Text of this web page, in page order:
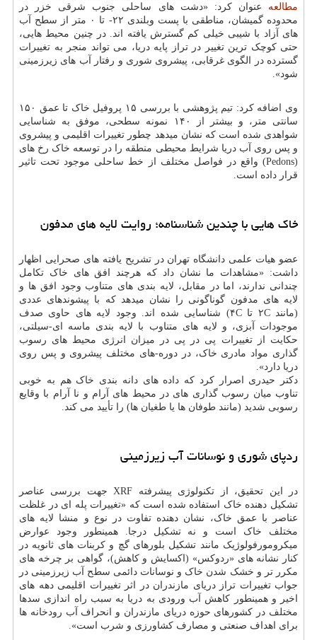
مطالعه عنوان کرد: «دشت های ساحلی جنوب شرقی خزر در
محدوده گمیشان، مناطقی با پست وبلندی ۲۲- تا ۰ متر از سطح آب
های آزاد با شیبی خیلی کم گسترش یافته اند. در چنین محیط هایی،
حتی کوچک ترین تغییر در تراز پایه دریا، می تواند منجر به تغییرات
گسترده در الگوی غرقابی، پیشروی شوری و رفتار آب های زیرزمینی
شود».
وی اضافه کرد: تیم پژوهشی با بررسی ۱۵ پروفیل خاک تا عمق ۱۵۰
سانتی متر، و بیشتر از ۱۴۰ نمونه سطحی، موفق به شناسایی
شواهدی شده است که نشان میدهد چطور تغییرات اقلیمی و پیشروی
و پس روی آب دریا شرایط محیطی منطقه را در توسعه خاک رخ های
(Pedons) واقع در فواصل مختلف از خط ساحلی موجود تحت تاثیر
قرار داده است.
خاک هایی با چندین شناسنامه؛ روایت لایه های مدفون
عضو هیات علمی دانشگاه تهران در تشریح یافته های صحرایی اظهار
داشت: «مشاهدات ما نشان داد که هرچند افق های خاک تکامل
چندانی ندارند، اما در مقابل، لایه بندی های متناوب وجود افق ها و
لایه های مدفون گوناگونی را نشان میدهد که با پیشوندهای عددی
(مانند ۲C تا ۴C) شناسایی شده اند. وجود لایه های حاوی صدف
موجودات آبزی، و لایه های متناوب با لایه بندی ماسه ای-سیلتی،
حکایت از تغییرات پی در پی در میزان انرژی محیط های رسوب
گذاری مواد مادری خاک، در دوره-های مختلف پیشروی و پس روی
دریا دارد».
دکتر حیدری اصرار کرد که داده های دانه بندی خاک هم به خوبی
تناوب میان رسوب گذاری های در محیط های آرام و نا آرام با وقایع
رسوبی شدید (مانند طوفان ها یا طغیان ها) را تأیید می کند.
ردپای شوری و نوسانات آب زیرزمینی
در این تحقیق، از تکنولوژی پیشرفته XRF جهت بررسی عناصر
تشکیل دهنده خاک استفاده شده است که «تغییرات پله ای در غلظت
عناصر با عمق خاک، نشان دهنده تفاوت در نوع و منشا لایه های
مختلف خاک است و نه تشکیل درجا. همینطور وجود عوارض
میکرومورفولوژیک مانند تشکیل بلورهای گچ و کربنات های ثانویه در
کنار نشانه های «ردوکس» (اکسایش و کاهش)، گواهی بر چرخه های
مکرر تر و خشک شدن خاک و نوسانات دائمی سطح آب زیرزمینی در
جواب تغییرات تراز دریای مازندران در اثر تغییرات اقلیمی دهه های
اخیر و همینطور کاهش آب ورودی به دریا به سبب راه اندازی سدها
مختلف در کشورهای حوزه دریای مازندران و انحراف آب رودخانه ها
برای اهداف صنعتی و مصارف کشاورزی و شرب است».